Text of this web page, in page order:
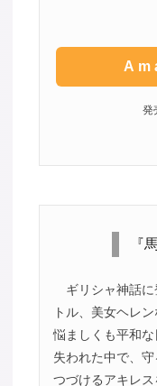
発
『
ギリシャ神話
トル、美女ヘレ
悩ましくも平和
失われた中で、
つづけるアキレ